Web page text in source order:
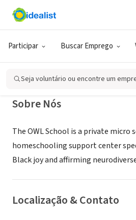
Participar Buscar Emprego
Seja voluntário ou encontre um
EMPRESA (ESG E NEGÓCIO
The OWL School
Sobre Nós
The OWL School is a private micro
homeschooling support center
Black joy and affirming
Localização & Contato